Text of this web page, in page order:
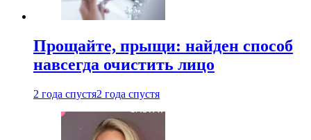
Прощайте, прыщи: найден способ
навсегда очистить лицо
2 года спустя2 года спустя